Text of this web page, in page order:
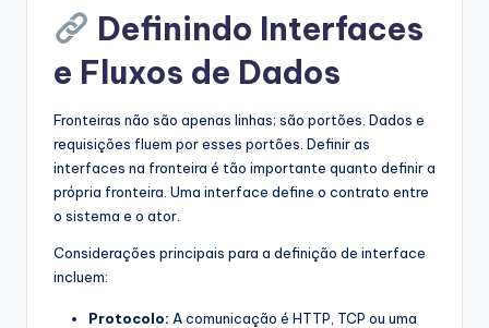
Definindo Interfaces
e Fluxos de Dados
Fronteiras não são apenas linhas; são portões. Dados e
requisições fluem por esses portões. Definir as
interfaces na fronteira é tão importante quanto definir a
própria fronteira. Uma interface define o contrato entre
o sistema e o ator.
Considerações principais para a definição de interface
incluem:
Protocolo: A comunicação é HTTP, TCP ou uma